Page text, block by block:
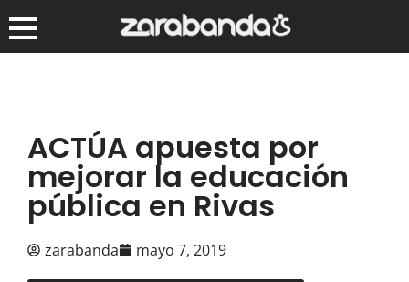
ACTÚA apuesta por
mejorar la educación
pública en Rivas
zarabanda mayo 7, 2019